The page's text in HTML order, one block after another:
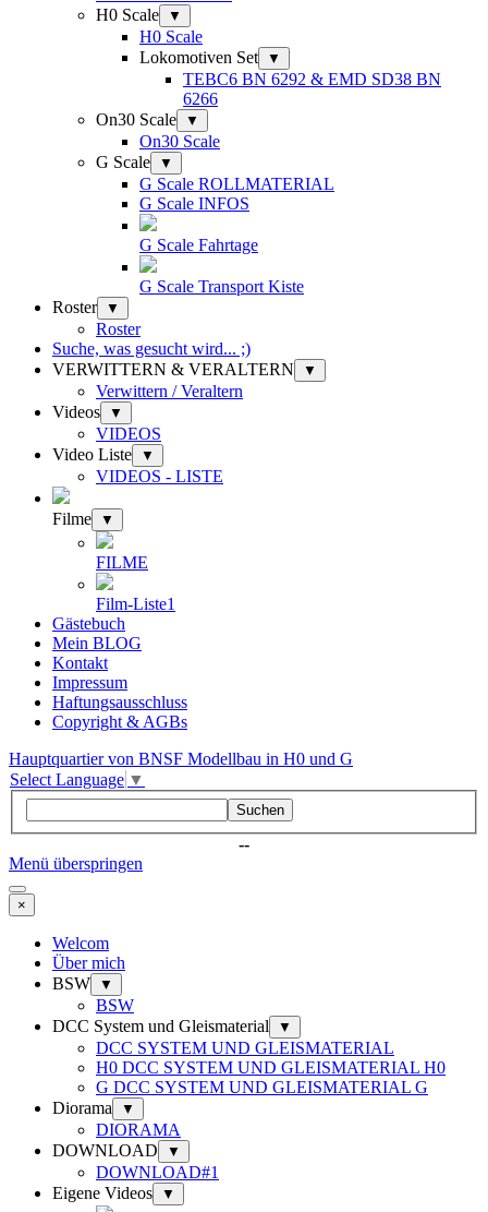
H0 Scale
▼
H0 Scale
Lokomotiven Set
▼
TEBC6 BN 6292 & EMD SD38 BN
6266
On30 Scale
▼
On30 Scale
G Scale
▼
G Scale ROLLMATERIAL
G Scale INFOS
G Scale Fahrtage
G Scale Transport Kiste
Roster
▼
Roster
Suche, was gesucht wird... ;)
VERWITTERN & VERALTERN
▼
Verwittern / Veraltern
Videos
▼
VIDEOS
Video Liste
▼
VIDEOS - LISTE
Filme ▼
FILME
Film-Liste1
Gästebuch
Mein BLOG
Kontakt
Impressum
Haftungsausschluss
Copyright & AGBs
Hauptquartier von BNSF Modellbau in H0 und G
Select Language ▼
Suchen
--
Menü überspringen
×
Welcom
Über mich
BSW
▼
BSW
DCC System und Gleismaterial
▼
DCC SYSTEM UND GLEISMATERIAL
H0 DCC SYSTEM UND GLEISMATERIAL H0
G DCC SYSTEM UND GLEISMATERIAL G
Diorama
▼
DIORAMA
DOWNLOAD
▼
DOWNLOAD#1
Eigene Videos
▼